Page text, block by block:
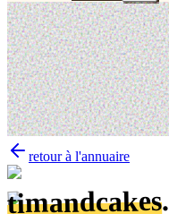
retour à l'annuaire
timandcakes.